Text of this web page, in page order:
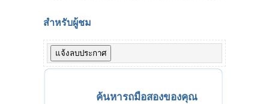
สำหรับผู้ชม
ค้นหารถมือสองของคุณ